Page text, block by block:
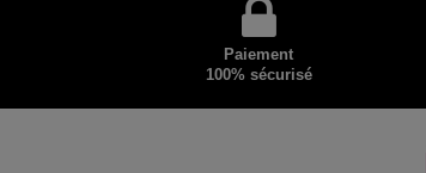
Paiement
100% sécurisé